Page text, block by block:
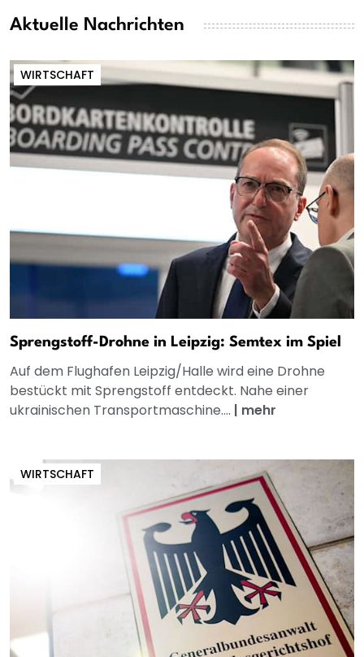
Aktuelle Nachrichten
WIRTSCHAFT
Sprengstoff-Drohne in Leipzig: Semtex im Spiel
Auf dem Flughafen Leipzig/Halle wird eine Drohne
bestückt mit Sprengstoff entdeckt. Nahe einer
ukrainischen Transportmaschine.... | mehr
WIRTSCHAFT